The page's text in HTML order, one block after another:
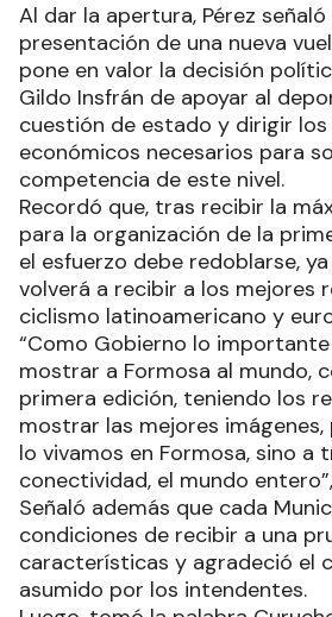
Al dar la apertura, Pérez señaló
presentación de una nueva
pone en valor la decisión
Gildo Insfrán de apoyar al
cuestión de estado y dirigir
económicos necesarios para
competencia de este nivel.
Recordó que, tras recibir la
para la organización de la
el esfuerzo debe redoblarse,
volverá a recibir a los mejores
ciclismo latinoamericano y
“Como Gobierno lo
mostrar a Formosa al mundo,
primera edición, teniendo los
mostrar las mejores
lo vivamos en Formosa, sino a
conectividad, el mundo
Señaló además que cada
condiciones de recibir a una
características y agradeció el
asumido por los intendentes.